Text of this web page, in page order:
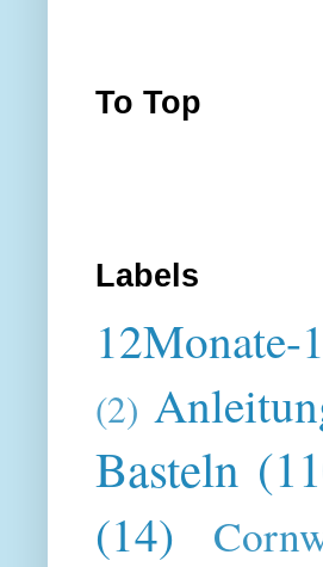
To Top
Labels
12Monate-
(2)
Basteln
(14)